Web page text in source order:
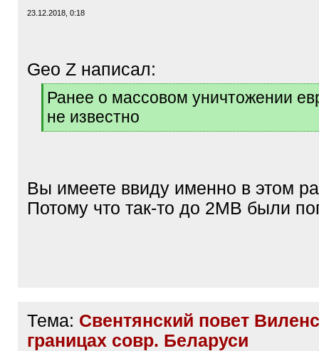
23.12.2018, 0:18
Geo Z написал:
[
q
]
Ранее о массовом уничтожении
не известно
[
Вы имеете ввиду именно в этом
Потому что так-то до 2МВ были
Тема: Свентянский повет
границах совр. Беларуси